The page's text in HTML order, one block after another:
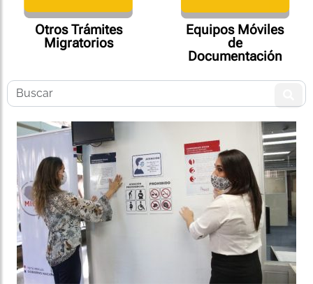
Otros Trámites
Migratorios
Equipos Móviles
de
Documentación